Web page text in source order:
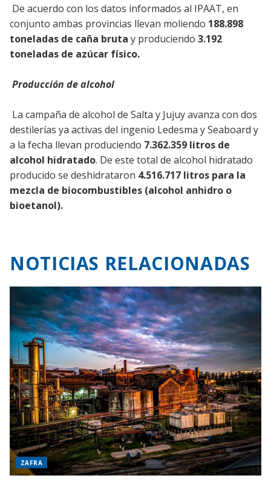
De acuerdo con los datos informados al IPAAT, en
conjunto ambas provincias llevan moliendo 188.898
toneladas de caña bruta y produciendo 3.192
toneladas de azúcar físico.
Producción de alcohol
La campaña de alcohol de Salta y Jujuy avanza con dos
destilerías ya activas del ingenio Ledesma y Seaboard y
a la fecha llevan produciendo 7.362.359 litros de
alcohol hidratado. De este total de alcohol hidratado
producido se deshidrataron 4.516.717 litros para la
mezcla de biocombustibles (alcohol anhidro o
bioetanol).
NOTICIAS RELACIONADAS
ZAFRA